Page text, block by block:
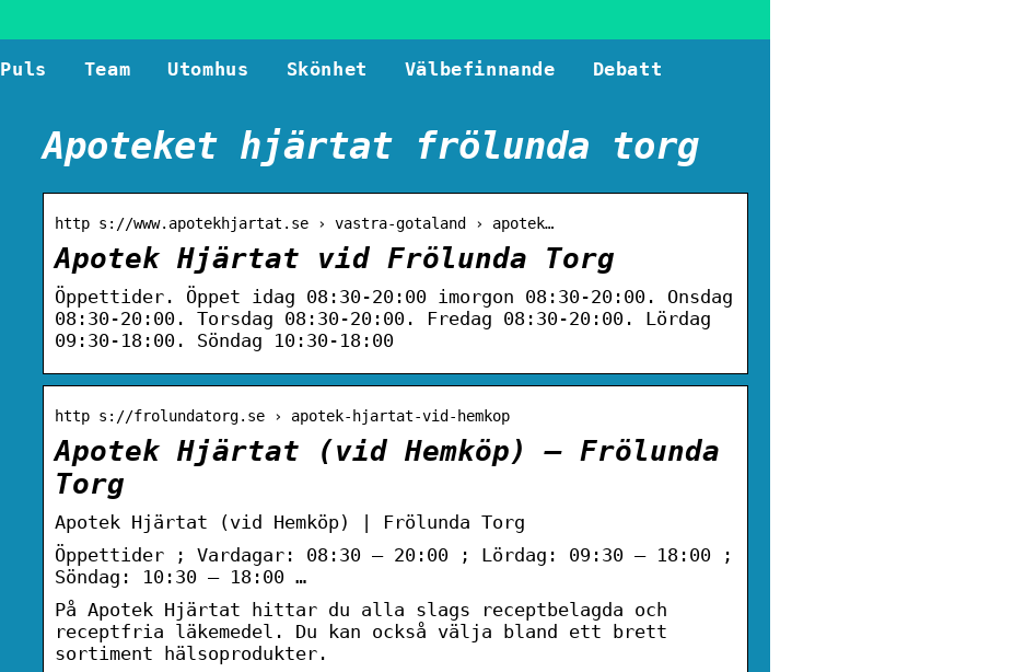
Puls Team Utomhus Skönhet Välbefinnande Debatt
Apoteket hjärtat frölunda torg
http s://www.apotekhjartat.se › vastra-gotaland › apotek…
Apotek Hjärtat vid Frölunda Torg
Öppettider. Öppet idag 08:30-20:00 imorgon 08:30-20:00. Onsdag
08:30-20:00. Torsdag 08:30-20:00. Fredag 08:30-20:00. Lördag
09:30-18:00. Söndag 10:30-18:00
http s://frolundatorg.se › apotek-hjartat-vid-hemkop
Apotek Hjärtat (vid Hemköp) – Frölunda
Torg
Apotek Hjärtat (vid Hemköp) | Frölunda Torg
Öppettider ; Vardagar: 08:30 – 20:00 ; Lördag: 09:30 – 18:00 ;
Söndag: 10:30 – 18:00 …
På Apotek Hjärtat hittar du alla slags receptbelagda och
receptfria läkemedel. Du kan också välja bland ett brett
sortiment hälsoprodukter.